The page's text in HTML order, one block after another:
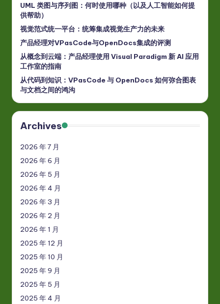
UML 类图与序列图：何时使用哪种（以及人工智能如何提
供帮助）
视觉范式统一平台：统筹集成视觉生产力的未来
产品经理对VPasCode与OpenDocs集成的评测
从概念到云端：产品经理使用 Visual Paradigm 新 AI 应用
工作室的指南
从代码到知识：VPasCode 与 OpenDocs 如何弥合图表
与文档之间的鸿沟
Archives
2026 年 7 月
2026 年 6 月
2026 年 5 月
2026 年 4 月
2026 年 3 月
2026 年 2 月
2026 年 1 月
2025 年 12 月
2025 年 10 月
2025 年 9 月
2025 年 5 月
2025 年 4 月